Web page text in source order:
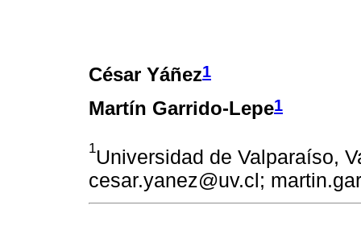
César Yáñez1
Martín Garrido-Lepe1
1Universidad de Valparaíso,
cesar.yanez@uv.cl;